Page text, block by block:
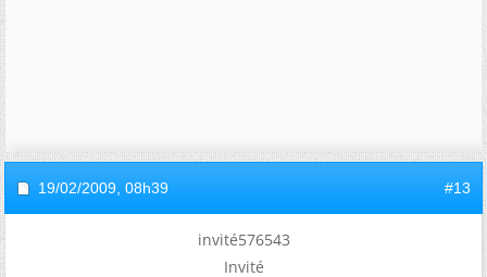
19/02/2009, 08h39 #13
invité576543
Invité